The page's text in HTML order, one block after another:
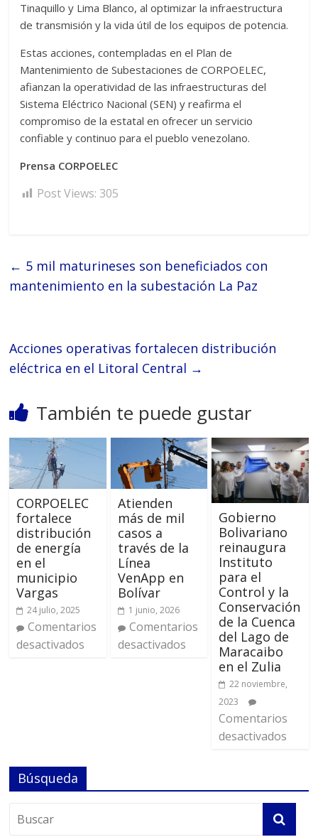
Tinaquillo y Lima Blanco, al optimizar la infraestructura
de transmisión y la vida útil de los equipos de potencia.
Estas acciones, contempladas en el Plan de
Mantenimiento de Subestaciones de CORPOELEC,
afianzan la operatividad de las infraestructuras del
Sistema Eléctrico Nacional (SEN) y reafirma el
compromiso de la estatal en ofrecer un servicio
confiable y continuo para el pueblo venezolano.
Prensa CORPOELEC
Post Views: 305
← 5 mil maturineses son beneficiados con
mantenimiento en la subestación La Paz
Acciones operativas fortalecen distribución
eléctrica en el Litoral Central →
También te puede gustar
CORPOELEC
fortalece
distribución
de energía
en el
municipio
Vargas
24 julio, 2025
Comentarios
desactivados
Atienden
más de mil
casos a
través de la
Línea
VenApp en
Bolívar
1 junio, 2026
Comentarios
desactivados
Gobierno
Bolivariano
reinaugura
Instituto
para el
Control y la
Conservación
de la Cuenca
del Lago de
Maracaibo
en el Zulia
22 noviembre,
2023
Comentarios
desactivados
Búsqueda